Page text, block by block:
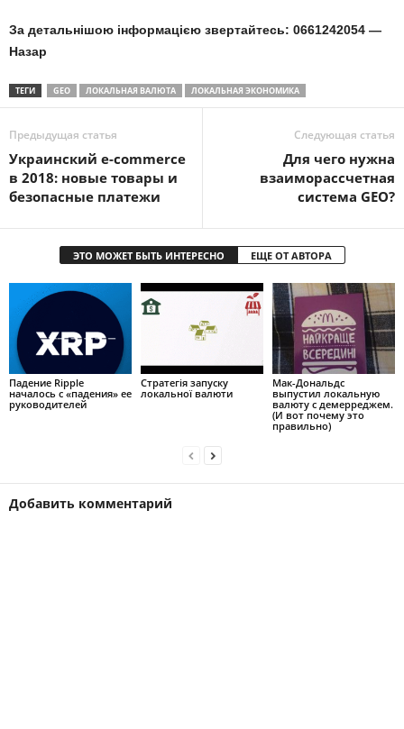
За детальнішою інформацією звертайтесь: 0661242054 —
Назар
ТЕГИ GEO ЛОКАЛЬНАЯ ВАЛЮТА ЛОКАЛЬНАЯ ЭКОНОМИКА
Предыдущая статья
Украинский e-commerce
в 2018: новые товары и
безопасные платежи
Следующая статья
Для чего нужна
взаиморассчетная
система GEO?
ЭТО МОЖЕТ БЫТЬ ИНТЕРЕСНО ЕЩЕ ОТ АВТОРА
Падение Ripple
началось с «падения» ее
руководителей
Стратегія запуску
локальної валюти
Мак-Дональдс
выпустил локальную
валюту с демерреджем.
(И вот почему это
правильно)
Добавить комментарий